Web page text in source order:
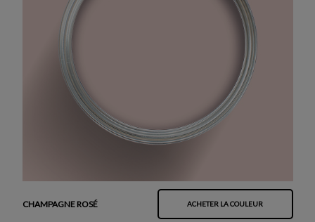
CHAMPAGNE ROSÉ ACHETER LA COULEUR